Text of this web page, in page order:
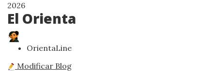
2026
El Orienta
OrientaLine
Modificar Blog